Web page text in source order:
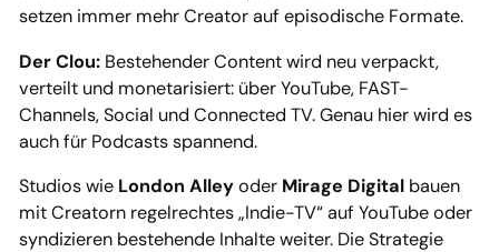
setzen immer mehr Creator auf episodische Formate.
Der Clou: Bestehender Content wird neu verpackt,
verteilt und monetarisiert: über YouTube, FAST-
Channels, Social und Connected TV. Genau hier wird es
auch für Podcasts spannend.
Studios wie London Alleyoder Mirage Digital bauen
mit Creatorn regelrechtes „Indie-TV“ auf YouTube oder
syndizieren bestehende Inhalte weiter. Die Strategie